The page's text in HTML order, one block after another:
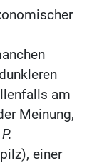
am
Meinung,
P.
einer